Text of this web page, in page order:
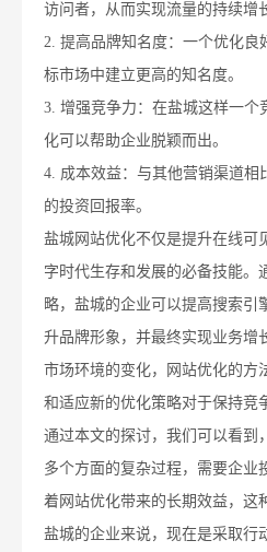
访问者，从而实现流量的持续增
2. 提高品牌知名度：一个优化良
标市场中建立更高的知名度。
3. 增强竞争力：在盐城这样一个
化可以帮助企业脱颖而出。
4. 成本效益：与其他营销渠道相
的投资回报率。
盐城网站优化不仅是提升在线可
字时代生存和发展的必备技能。
略，盐城的企业可以提高搜索引
升品牌形象，并最终实现业务增
市场环境的变化，网站优化的方
和适应新的优化策略对于保持竞
通过本文的探讨，我们可以看到
多个方面的复杂过程，需要企业
着网站优化带来的长期效益，这
盐城的企业来说，现在是采取行